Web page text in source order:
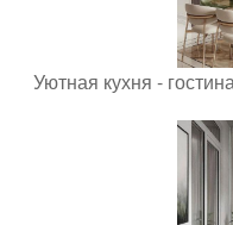
Уютная кухня -